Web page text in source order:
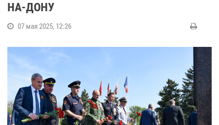
НА-ДОНУ
07 мая 2025, 12:26